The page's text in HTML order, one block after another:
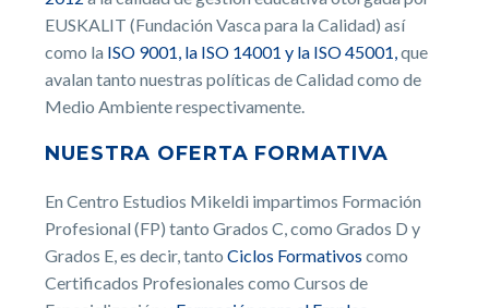
EUSKALIT (Fundación Vasca para la Calidad) así
como la ISO 9001, la ISO 14001 y la ISO 45001, que
avalan tanto nuestras políticas de Calidad como de
Medio Ambiente respectivamente.
NUESTRA OFERTA FORMATIVA
En Centro Estudios Mikeldi impartimos Formación
Profesional (FP) tanto Grados C, como Grados D y
Grados E, es decir, tanto Ciclos Formativos como
Certificados Profesionales como Cursos de